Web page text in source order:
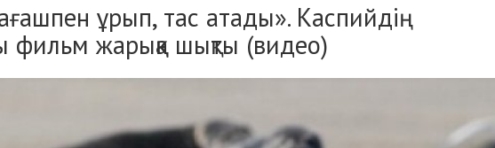
ұрып, тас атады». Каспийдің
фильм жарыққа шықты (видео)